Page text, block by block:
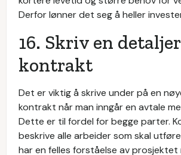
Derfor lønner det seg å heller
16. Skriv en
kontrakt
Det er viktig å skrive under på en
kontrakt når man inngår en avtale
Dette er til fordel for begge parter.
beskrive alle arbeider som skal
har en felles forståelse av prosjektet